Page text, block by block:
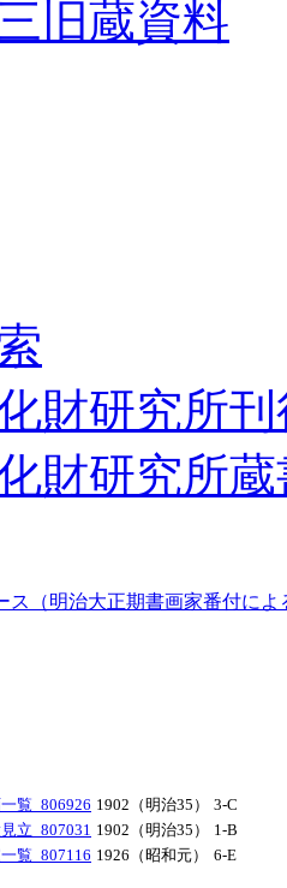
旧蔵資料
財研究所
財研究所
ス（明治大正期書画家番付によ
覧_806926 1902（明治35）
3-C
立_807031 1902（明治35）
1-B
覧_807116 1926（昭和元） 6-E